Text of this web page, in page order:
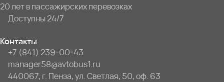
20 лет в пассажирских перевозках
Доступны 24/7
Контакты
+7 (841) 239-00-43
manager58@avtobus1.ru
440067, г. Пенза, ул. Светлая, 50, оф. 63